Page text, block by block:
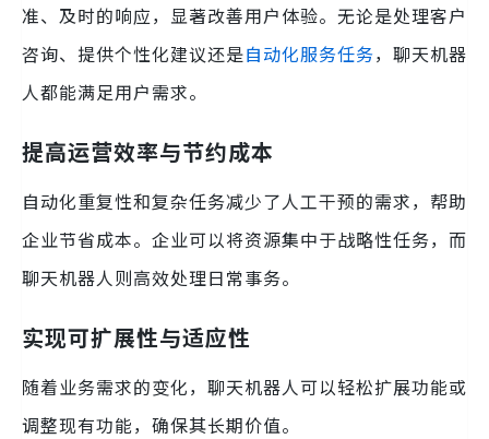
准、及时的响应，显著改善用户体验。无论是处理客户
咨询、提供个性化建议还是自动化服务任务，聊天机器
人都能满足用户需求。
提高运营效率与节约成本
自动化重复性和复杂任务减少了人工干预的需求，帮助
企业节省成本。企业可以将资源集中于战略性任务，而
聊天机器人则高效处理日常事务。
实现可扩展性与适应性
随着业务需求的变化，聊天机器人可以轻松扩展功能或
调整现有功能，确保其长期价值。